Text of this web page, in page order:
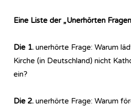
Eine Liste der „Unerhörten
Die 1. unerhörte Frage: Warum
Kirche (in Deutschland) nicht
ein?
Die 2. unerhörte Frage: Warum